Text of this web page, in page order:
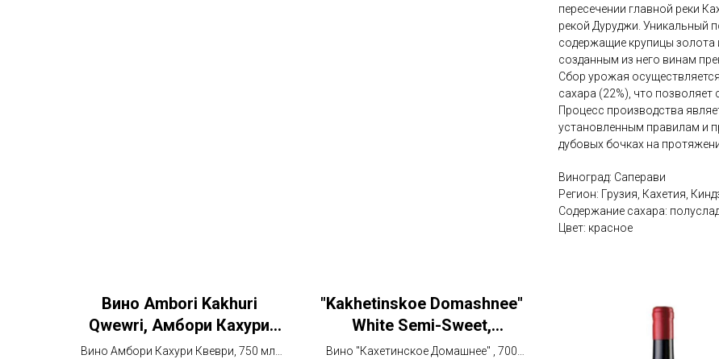
пересечении главной реки
рекой Дуруджи. Уникальный
содержащие крупицы золота
созданным из него винам
Сбор урожая
сахара (22%), что позволяет
Процесс производства
установленным правилам и
дубовых бочках на
Виноград: Саперави
Регион: Грузия, Кахетия,
Содержание сахара:
Цвет: красное
Вино Ambori Kakhuri
Qwewri, Амбори Кахури
Квеври
Вино Амбори Кахури Квеври, 750 мл,
"Kakhetinskoe Domashnee"
White Semi-Sweet,
"Кахетинское Домашнее"
Вино "Кахетинское Домашнее" , 700